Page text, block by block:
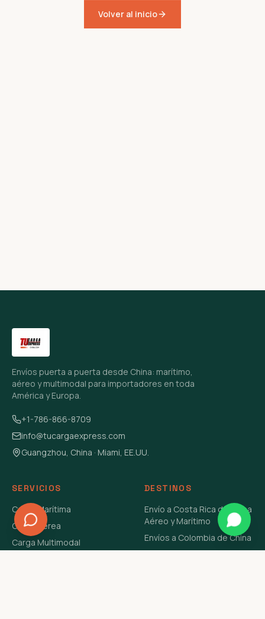
Volver al inicio
Envíos puerta a puerta desde China: marítimo,
aéreo y multimodal para importadores en toda
América y Europa.
+1-786-866-8709
info@tucargaexpress.com
Guangzhou, China · Miami, EE.UU.
SERVICIOS
Carga Marítima
Carga Aérea
Carga Multimodal
DESTINOS
Envío a Costa Rica de China
Aéreo y Marítimo
Envíos a Colombia de China